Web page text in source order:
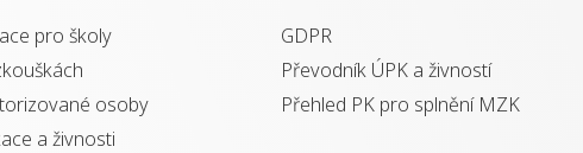
pro školy
osoby
a živnosti
GDPR
Převodník ÚPK a živností
Přehled PK pro splnění MZK